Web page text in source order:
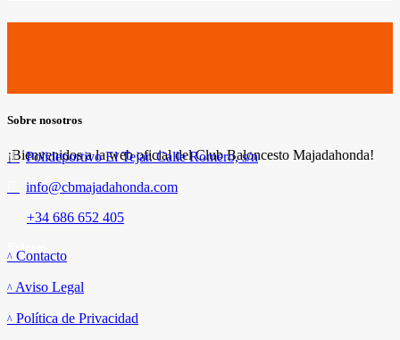
Sobre nosotros
¡Bienvenidos a la web oficial del Club Baloncesto Majadahonda!
Polideportivo El Tejar. Calle Romero, s/n
info@cbmajadahonda.com
+34 686 652 405
Contacto
Aviso Legal
Política de Privacidad